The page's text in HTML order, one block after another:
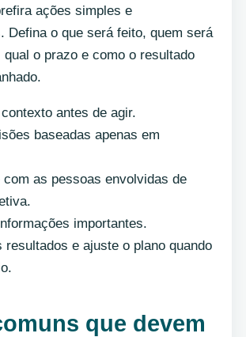
ações simples e
Defina o que será feito, quem será
qual o prazo e como o resultado
antes de agir.
baseadas apenas em
com as pessoas envolvidas de
importantes.
resultados e ajuste o plano quando
que devem